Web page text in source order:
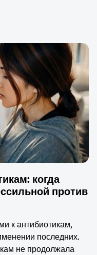
когда
против
к антибиотикам,
последних.
не продолжала